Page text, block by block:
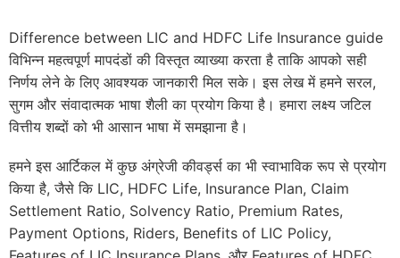
Difference between LIC and HDFC Life Insurance guide
विभिन्न महत्वपूर्ण मापदंडों की विस्तृत व्याख्या करता है ताकि आपको सही
निर्णय लेने के लिए आवश्यक जानकारी मिल सके। इस लेख में हमने सरल,
सुगम और संवादात्मक भाषा शैली का प्रयोग किया है। हमारा लक्ष्य जटिल
वित्तीय शब्दों को भी आसान भाषा में समझाना है।
हमने इस आर्टिकल में कुछ अंग्रेजी कीवर्ड्स का भी स्वाभाविक रूप से प्रयोग
किया है, जैसे कि LIC, HDFC Life, Insurance Plan, Claim
Settlement Ratio, Solvency Ratio, Premium Rates,
Payment Options, Riders, Benefits of LIC Policy,